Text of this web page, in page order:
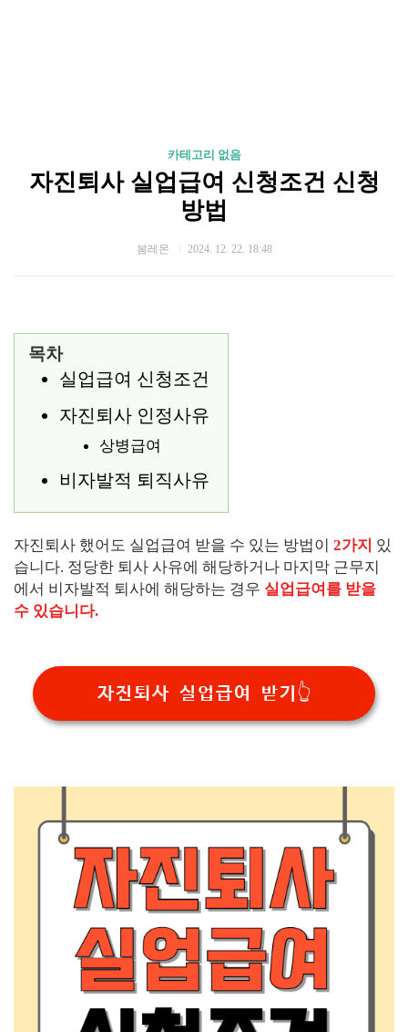
카테고리 없음
자진퇴사 실업급여 신청조건 신청
방법
봄레몬 2024. 12. 22. 18:48
목차
실업급여 신청조건
자진퇴사 인정사유
상병급여
비자발적 퇴직사유
자진퇴사 했어도 실업급여 받을 수 있는 방법이 2가지 있
습니다. 정당한 퇴사 사유에 해당하거나 마지막 근무지
에서 비자발적 퇴사에 해당하는 경우 실업급여를 받을
수 있습니다.
자진퇴사 실업급여 받기👆